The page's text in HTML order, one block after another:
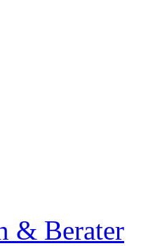
& Berater